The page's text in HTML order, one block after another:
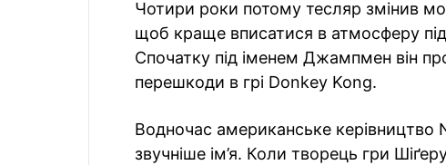
Чотири роки потому тесляр змінив
щоб краще вписатися в атмосферу
Спочатку під іменем Джампмен він
перешкоди в грі Donkey Kong.
Водночас американське керівництво
звучніше ім’я. Коли творець гри